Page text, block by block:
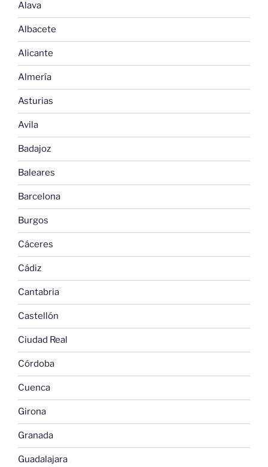
Alava
Albacete
Alicante
Almería
Asturias
Avila
Badajoz
Baleares
Barcelona
Burgos
Cáceres
Cádiz
Cantabria
Castellón
Ciudad Real
Córdoba
Cuenca
Girona
Granada
Guadalajara